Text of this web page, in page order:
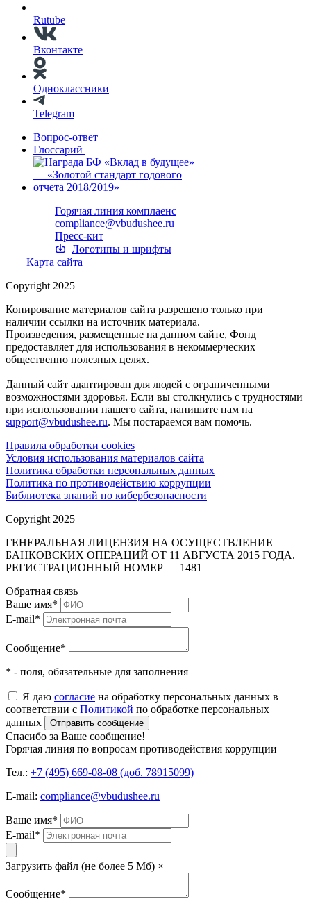
Rutube
Вконтакте
Одноклассники
Telegram
Вопрос-ответ
Глоссарий
Горячая линия комплаенс
compliance@vbudushee.ru
Пресс-кит
Логотипы и шрифты
Карта сайта
Copyright 2025
Копирование материалов сайта разрешено только при
наличии ссылки на источник материала.
Произведения, размещенные на данном сайте, Фонд
предоставляет для использования в некоммерческих
общественно полезных целях.
Данный сайт адаптирован для людей с ограниченными
возможностями здоровья. Если вы столкнулись с трудностями
при использовании нашего сайта, напишите нам на
support@vbudushee.ru. Мы постараемся вам помочь.
Правила обработки cookies
Условия использования материалов сайта
Политика обработки персональных данных
Политика по противодействию коррупции
Библиотека знаний по кибербезопасности
Copyright 2025
ГЕНЕРАЛЬНАЯ ЛИЦЕНЗИЯ НА ОСУЩЕСТВЛЕНИЕ
БАНКОВСКИХ ОПЕРАЦИЙ ОТ 11 АВГУСТА 2015 ГОДА.
РЕГИСТРАЦИОННЫЙ НОМЕР — 1481
Обратная связь
Ваше имя*
E-mail*
Сообщение*
* - поля, обязательные для заполнения
Я даю согласие на обработку персональных данных в
соответствии с Политикой по обработке персональных
данных
Отправить сообщение
Спасибо за Ваше сообщение!
Горячая линия по вопросам противодействия коррупции
Тел.: +7 (495) 669-08-08 (доб. 78915099)
E-mail: compliance@vbudushee.ru
Ваше имя*
E-mail*
Загрузить файл (не более 5 Мб) ×
Сообщение*